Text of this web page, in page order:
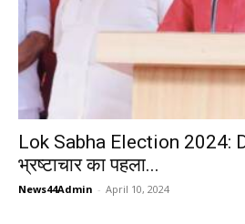
Lok Sabha Election 2024:
भ्रष्टाचार का पहला...
News44Admin - April 10, 2024